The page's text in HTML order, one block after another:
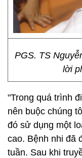
PGS. TS
lời
"Trong quá trình
nên buộc chúng
đó sử dụng một
cao. Bệnh nhi đã
tuần. Sau khi